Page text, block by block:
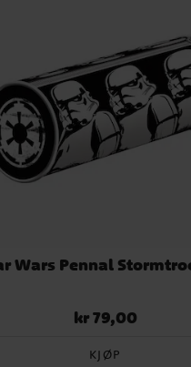
Wars Pennal
Pris :kr 79,00
kr 79,00
KJØP